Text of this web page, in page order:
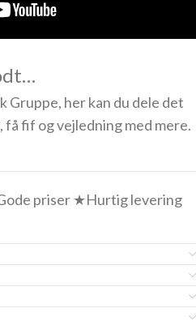
Gruppe, her kan du dele det
fif og vejledning med mere.
priser ★Hurtig levering